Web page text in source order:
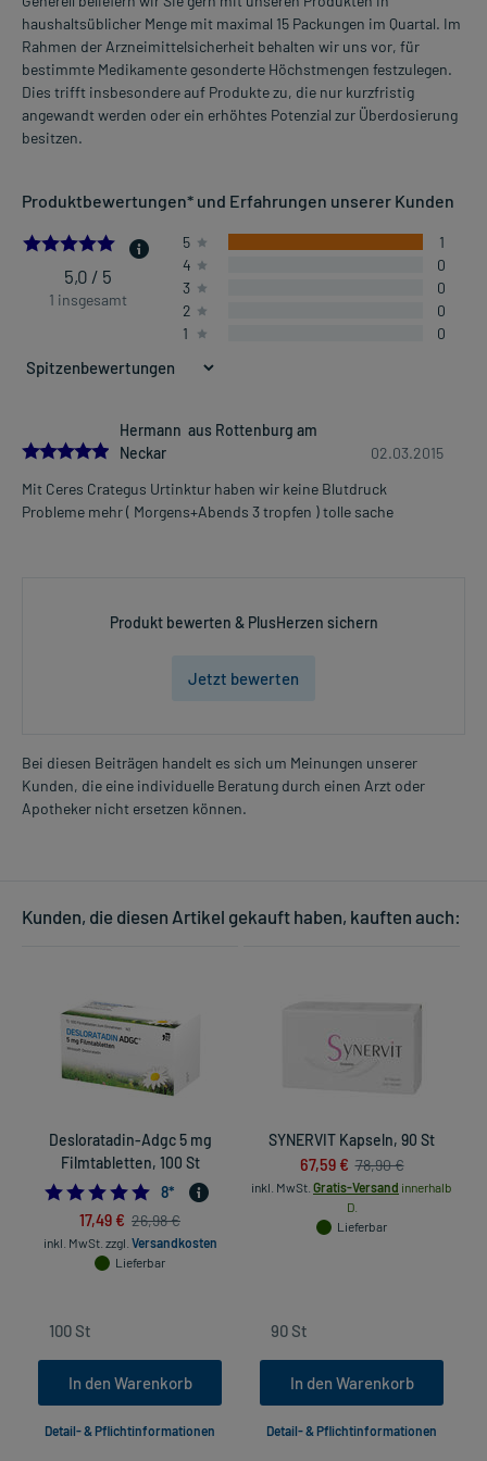
haushaltsüblicher Menge mit maximal 15 Packungen im Quartal. Im
Rahmen der Arzneimittelsicherheit behalten wir uns vor, für
bestimmte Medikamente gesonderte Höchstmengen festzulegen.
Dies trifft insbesondere auf Produkte zu, die nur kurzfristig
angewandt werden oder ein erhöhtes Potenzial zur Überdosierung
besitzen.
Produktbewertungen* und Erfahrungen unserer Kunden
5.0
5,0 / 5
1 insgesamt
5
1
4
0
3
0
2
0
1
0
5.0
Hermann aus Rottenburg am
Neckar
02.03.2015
Mit Ceres Crategus Urtinktur haben wir keine Blutdruck
Probleme mehr ( Morgens+Abends 3 tropfen ) tolle sache
Produkt bewerten & PlusHerzen sichern
Jetzt bewerten
Bei diesen Beiträgen handelt es sich um Meinungen unserer
Kunden, die eine individuelle Beratung durch einen Arzt oder
Apotheker nicht ersetzen können.
Kunden, die diesen Artikel gekauft haben, kauften auch:
Desloratadin-Adgc 5 mg
Filmtabletten, 100 St
5.0
8*
17,49 € 26,98 €
inkl. MwSt. zzgl. Versandkosten
Lieferbar
In den Warenkorb
Detail- & Pflichtinformationen
SYNERVIT Kapseln, 90 St
67,59 € 78,90 €
inkl. MwSt. Gratis-Versand innerhalb
D.
Lieferbar
In den Warenkorb
Detail- & Pflichtinformationen